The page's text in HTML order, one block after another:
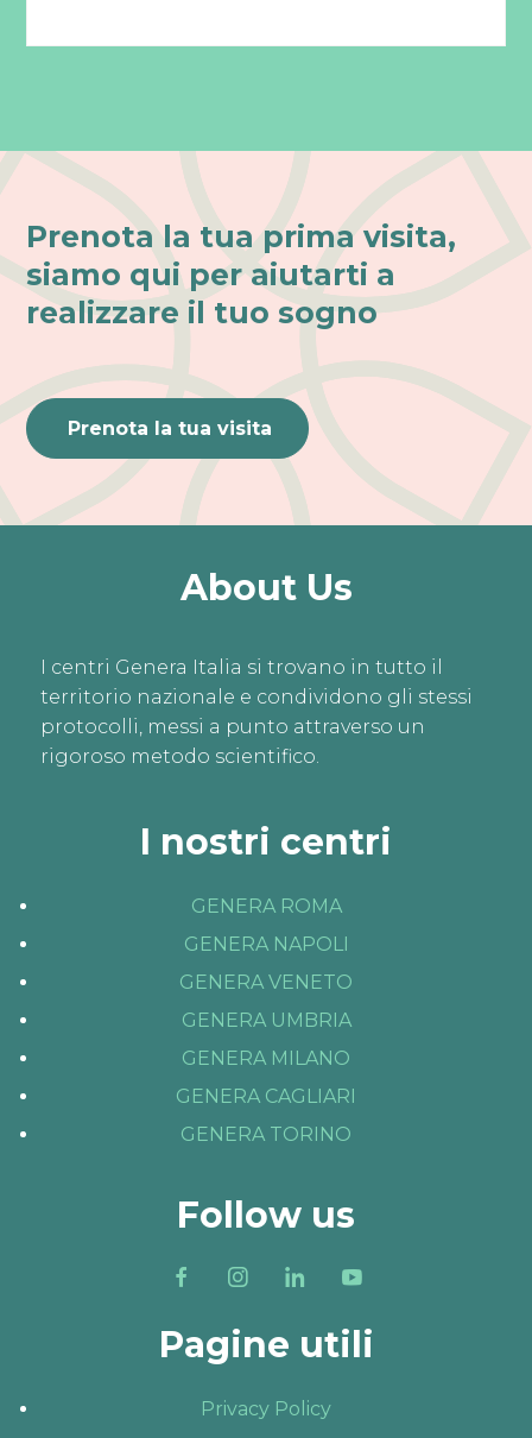
Prenota la tua prima visita,
siamo qui per aiutarti a
realizzare il tuo sogno
Prenota la tua visita
About Us
I centri Genera Italia si trovano in tutto il
territorio nazionale e condividono gli stessi
protocolli, messi a punto attraverso un
rigoroso metodo scientifico.
I nostri centri
GENERA ROMA
GENERA NAPOLI
GENERA VENETO
GENERA UMBRIA
GENERA MILANO
GENERA CAGLIARI
GENERA TORINO
Follow us
Pagine utili
Privacy Policy